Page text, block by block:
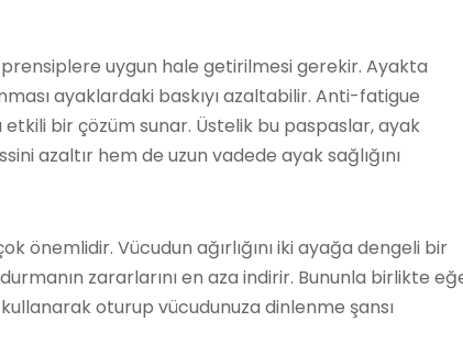
prensiplere uygun hale getirilmesi gerekir. Ayakta
ayaklardaki baskıyı azaltabilir. Anti-fatigue
bir çözüm sunar. Üstelik bu paspaslar, ayak
azaltır hem de uzun vadede ayak sağlığını
önemlidir. Vücudun ağırlığını iki ayağa dengeli bir
zararlarını en aza indirir. Bununla birlikte
oturup vücudunuza dinlenme şansı